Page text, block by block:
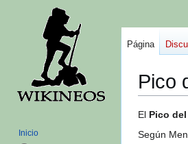
Pico
Ir
a
Ir
a
El Pico
Según
Página
Inicio